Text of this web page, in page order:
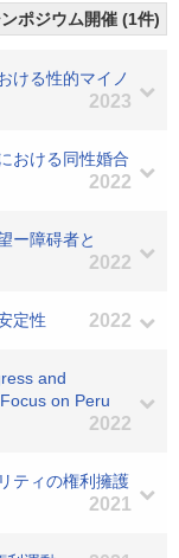
ポジウム開催 (1件)
ける性的マイノ
2023
おける同性婚合
2022
ー障碍者と
2022
定性 2022
and
on Peru
2022
ティの権利擁護
2021